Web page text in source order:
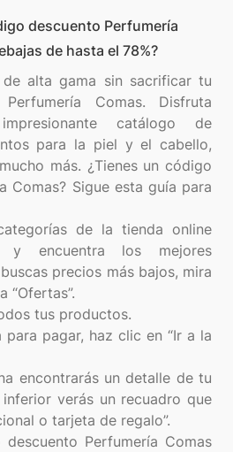
descuento Perfumería
de hasta el 78%?
alta gama sin sacrificar tu
Comas. Disfruta
catálogo de
para la piel y el cabello,
más. ¿Tienes un código
Comas? Sigue esta guía para
de la tienda online
y encuentra los mejores
precios más bajos, mira
“Ofertas”.
tus productos.
pagar, haz clic en “Ir a la
encontrarás un detalle de tu
verás un recuadro que
o tarjeta de regalo”.
Perfumería Comas